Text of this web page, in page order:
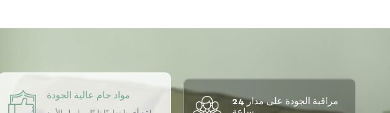
مواد خام عالية الجودة
مراقبة الجودة على مدار 24